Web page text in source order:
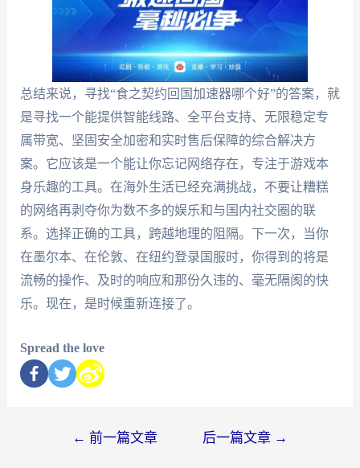
总结来说，寻找“食之契约回国加速器哪个好”的答案，就
是寻找一个能提供智能线路、全平台支持、无限稳定专
属带宽、坚固安全加密和实时售后保障的综合解决方
案。它应该是一个能让你忘记网络存在，专注于游戏本
身乐趣的工具。在海外生活已经充满挑战，不要让糟糕
的网络再剥夺你为数不多的娱乐和与国内社交圈的联
系。选择正确的工具，跨越地理的阻隔。下一次，当你
在墨尔本、在伦敦、在纽约登录国服时，你得到的将是
流畅的操作、及时的响应和那份久违的、毫无隔阂的快
乐。现在，是时候重新连接了。
Spread the love
← 前一篇文章 后一篇文章 →